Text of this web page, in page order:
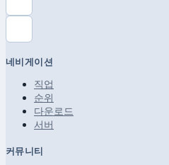
네비게이션
직업
순위
다운로드
서버
커뮤니티